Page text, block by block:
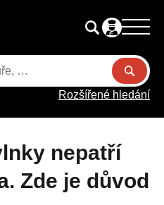
Rozšířené hledání
Zde je důvod